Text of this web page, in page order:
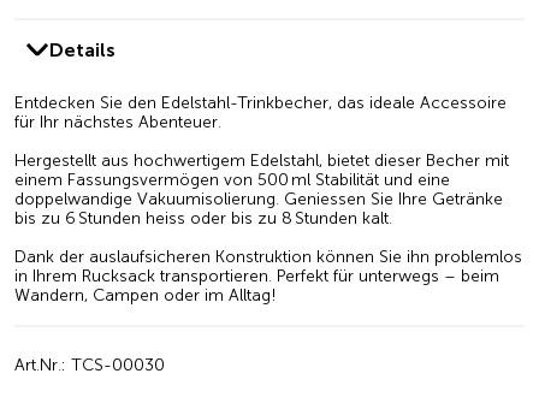
Details
Entdecken Sie den Edelstahl-Trinkbecher, das ideale Accessoire
für Ihr nächstes Abenteuer.
Hergestellt aus hochwertigem Edelstahl, bietet dieser Becher mit
einem Fassungsvermögen von 500 ml Stabilität und eine
doppelwandige Vakuumisolierung. Geniessen Sie Ihre Getränke
bis zu 6 Stunden heiss oder bis zu 8 Stunden kalt.
Dank der auslaufsicheren Konstruktion können Sie ihn problemlos
in Ihrem Rucksack transportieren. Perfekt für unterwegs – beim
Wandern, Campen oder im Alltag!
Art.Nr.: TCS-00030